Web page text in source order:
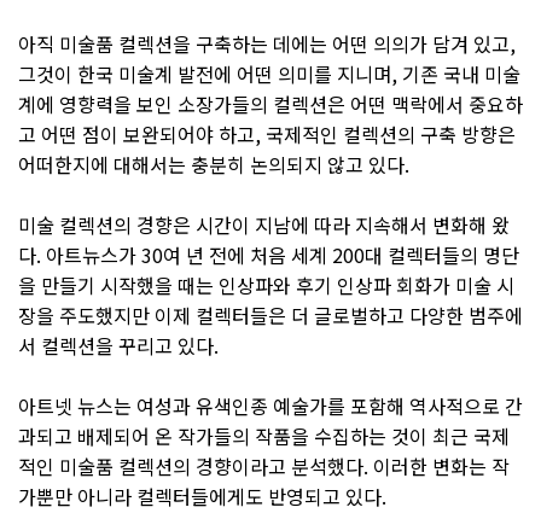
아직 미술품 컬렉션을 구축하는 데에는 어떤 의의가 담겨 있고,
그것이 한국 미술계 발전에 어떤 의미를 지니며, 기존 국내 미술
계에 영향력을 보인 소장가들의 컬렉션은 어떤 맥락에서 중요하
고 어떤 점이 보완되어야 하고, 국제적인 컬렉션의 구축 방향은
어떠한지에 대해서는 충분히 논의되지 않고 있다.
미술 컬렉션의 경향은 시간이 지남에 따라 지속해서 변화해 왔
다. 아트뉴스가 30여 년 전에 처음 세계 200대 컬렉터들의 명단
을 만들기 시작했을 때는 인상파와 후기 인상파 회화가 미술 시
장을 주도했지만 이제 컬렉터들은 더 글로벌하고 다양한 범주에
서 컬렉션을 꾸리고 있다.
아트넷 뉴스는 여성과 유색인종 예술가를 포함해 역사적으로 간
과되고 배제되어 온 작가들의 작품을 수집하는 것이 최근 국제
적인 미술품 컬렉션의 경향이라고 분석했다. 이러한 변화는 작
가뿐만 아니라 컬렉터들에게도 반영되고 있다.